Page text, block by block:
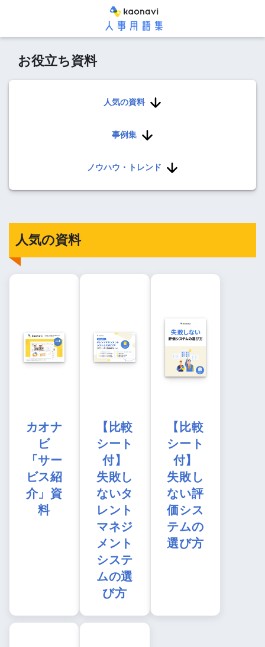
お役立ち資料
人気の資料
事例集
ノウハウ・トレンド
人気の資料
カオナ
ビ
「サー
ビス紹
介」資
料
【比較
シート
付】
失敗し
ないタ
レント
マネジ
メント
システ
ムの選
び方
【比較
シート
付】
失敗し
ない評
価シス
テムの
選び方